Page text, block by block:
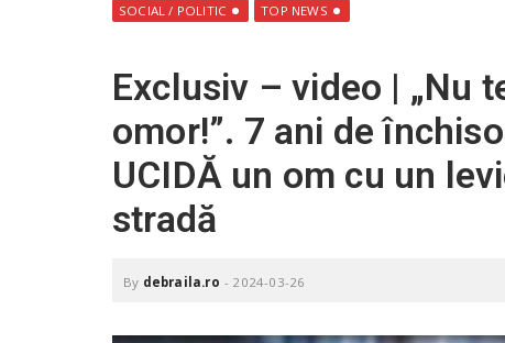
d
r
a
l
a
.
SOCIAL / POLITIC TOP NEWS
Exclusiv – video | „Nu
omor!”. 7 ani de
UCIDĂ un om cu un
stradă
By debraila.ro - 2024-03-26